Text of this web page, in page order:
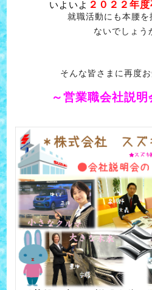
いよいよ ２０２２年
就職活動にも本腰を
ないでしょう
そんな皆さまに再度
～営業職会社説明